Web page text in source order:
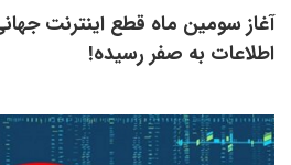
آغاز سومین ماه قطع اینترنت
اطلاعات به صفر رسیده!